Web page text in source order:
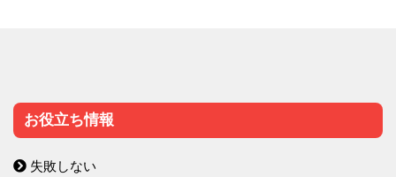
お役立ち情報
失敗しない